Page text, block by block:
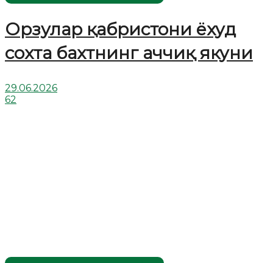
Орзулар қабристони ёхуд
сохта бахтнинг аччиқ якуни
29.06.2026
62